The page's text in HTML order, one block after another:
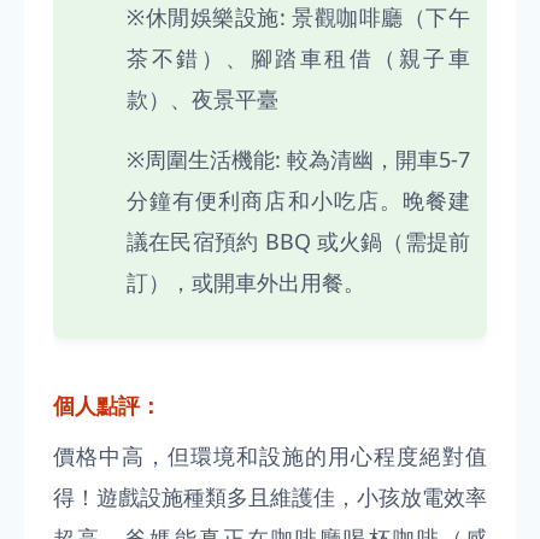
※休閒娛樂設施: 景觀咖啡廳（下午
茶不錯）、腳踏車租借（親子車
款）、夜景平臺
※周圍生活機能: 較為清幽，開車5-7
分鐘有便利商店和小吃店。晚餐建
議在民宿預約 BBQ 或火鍋（需提前
訂），或開車外出用餐。
個人點評：
價格中高，但環境和設施的用心程度絕對值
得！遊戲設施種類多且維護佳，小孩放電效率